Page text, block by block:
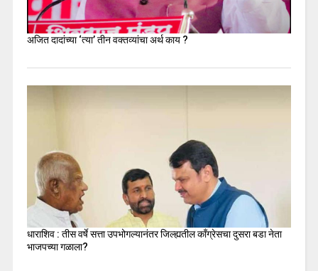
अजित दादांच्या ‘त्या’ तीन वक्तव्यांचा अर्थ काय ?
धाराशिव : तीस वर्षे सत्ता उपभोगल्यानंतर जिल्ह्यतील कॉंग्रेसचा दुसरा बडा नेता
भाजपच्या गळाला?